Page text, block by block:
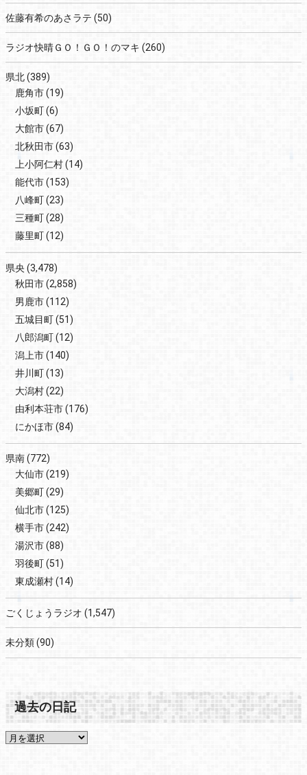
佐藤有希のあさラテ (50)
ラジオ快晴ＧＯ！ＧＯ！のマキ (260)
県北(389)
鹿角市(19)
小坂町(6)
大館市(67)
北秋田市(63)
上小阿仁村(14)
能代市(153)
八峰町(23)
三種町(28)
藤里町(12)
県央(3,478)
秋田市(2,858)
男鹿市(112)
五城目町(51)
八郎潟町(12)
潟上市(140)
井川町(13)
大潟村(22)
由利本荘市(176)
にかほ市(84)
県南(772)
大仙市(219)
美郷町(29)
仙北市(125)
横手市(242)
湯沢市(88)
羽後町(51)
東成瀬村(14)
ごくじょうラジオ (1,547)
未分類(90)
過去の日記